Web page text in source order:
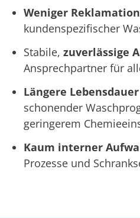
Weniger
kundenspezifischer
Stabile, zuverlässige
Ansprechpartner für
Längere Lebensdauer
schonender
geringerem
Kaum interner
Prozesse und